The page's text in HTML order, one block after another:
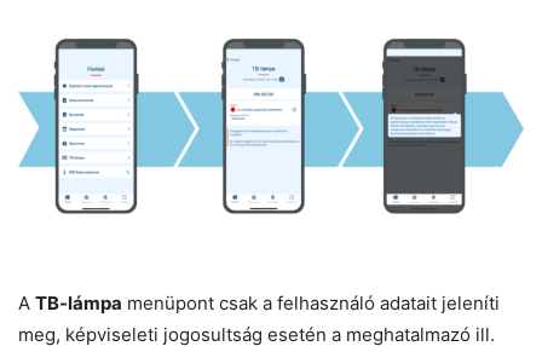
A TB-lámpa menüpont csak a felhasználó adatait jeleníti
meg, képviseleti jogosultság esetén a meghatalmazó ill.